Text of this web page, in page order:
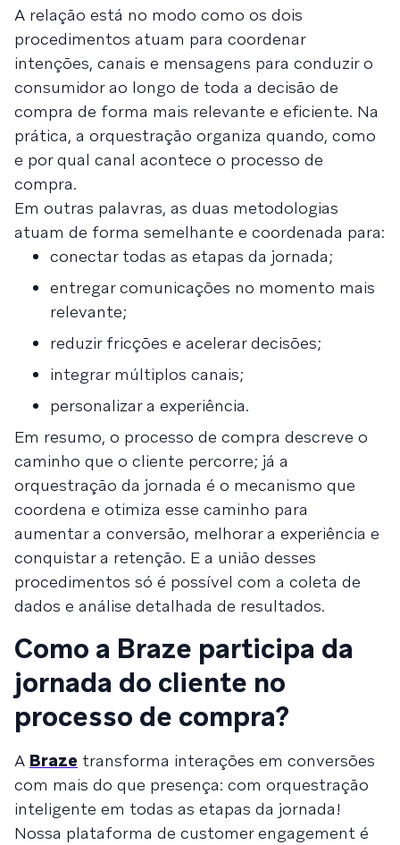
A relação está no modo como os dois
procedimentos atuam para coordenar
intenções, canais e mensagens para conduzir o
consumidor ao longo de toda a decisão de
compra de forma mais relevante e eficiente. Na
prática, a orquestração organiza quando, como
e por qual canal acontece o processo de
compra.
Em outras palavras, as duas metodologias
atuam de forma semelhante e coordenada para:
conectar todas as etapas da jornada;
entregar comunicações no momento mais
relevante;
reduzir fricções e acelerar decisões;
integrar múltiplos canais;
personalizar a experiência.
Em resumo, o processo de compra descreve o
caminho que o cliente percorre; já a
orquestração da jornada é o mecanismo que
coordena e otimiza esse caminho para
aumentar a conversão, melhorar a experiência e
conquistar a retenção. E a união desses
procedimentos só é possível com a coleta de
dados e análise detalhada de resultados.
Como a Braze participa da
jornada do cliente no
processo de compra?
A Braze transforma interações em conversões
com mais do que presença: com orquestração
inteligente em todas as etapas da jornada!
Nossa plataforma de customer engagement é